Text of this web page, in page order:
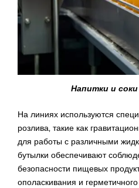
Напитки и
На линиях используются
розлива, такие как
для работы с различными
бутылки обеспечивают
безопасности пищевых
ополаскивания и